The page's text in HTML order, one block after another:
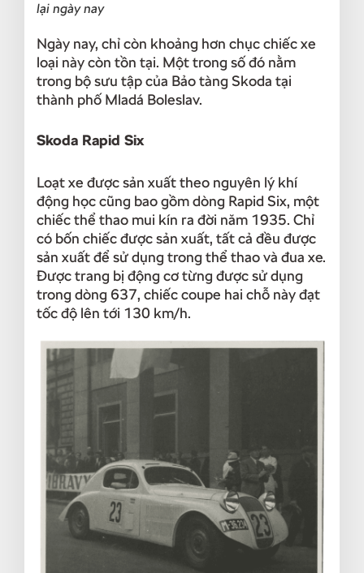
lại ngày nay
Ngày nay, chỉ còn khoảng hơn chục chiếc xe
loại này còn tồn tại. Một trong số đó nằm
trong bộ sưu tập của Bảo tàng Skoda tại
thành phố Mladá Boleslav.
Skoda Rapid Six
Loạt xe được sản xuất theo nguyên lý khí
động học cũng bao gồm dòng Rapid Six, một
chiếc thể thao mui kín ra đời năm 1935. Chỉ
có bốn chiếc được sản xuất, tất cả đều được
sản xuất để sử dụng trong thể thao và đua xe.
Được trang bị động cơ từng được sử dụng
trong dòng 637, chiếc coupe hai chỗ này đạt
tốc độ lên tới 130 km/h.